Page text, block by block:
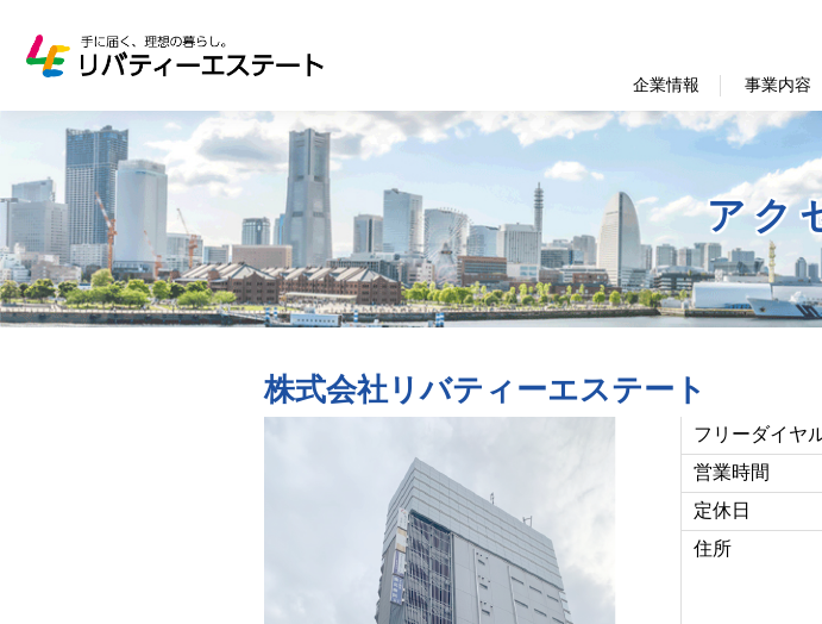
企業情報 事業内容
アク
株式会社リバティーエステート
フリーダイヤ
営業時間
定休日
住所